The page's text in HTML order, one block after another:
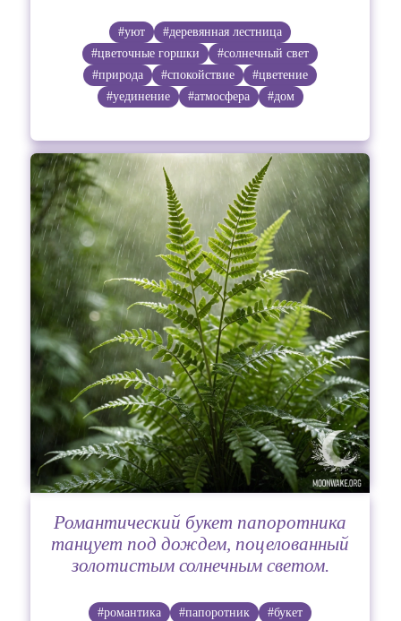
#уют
#деревянная лестница
#цветочные горшки
#солнечный свет
#природа
#спокойствие
#цветение
#уединение
#атмосфера #дом
Романтический букет папоротника
танцует под дождем, поцелованный
золотистым солнечным светом.
#романтика #папоротник
#букет